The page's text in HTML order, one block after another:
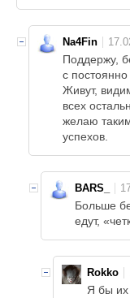
Na4Fin
Поддержу,
с
Живут,
всех
желаю
успехов.
BARS_
Больше
едут,
Rokko
Я бы их